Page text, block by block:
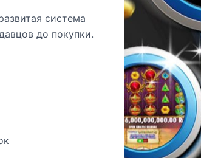
система
до покупки.